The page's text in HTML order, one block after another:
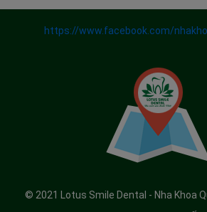
https://www.facebook.com/
© 2021 Lotus Smile Dental - Nha Khoa